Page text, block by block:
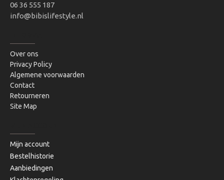
06 36 555 187
info@bibislifestyle.nl
Over ons
Privacy Policy
Algemene voorwaarden
Contact
Retourneren
Site Map
Mijn account
Bestelhistorie
Aanbiedingen